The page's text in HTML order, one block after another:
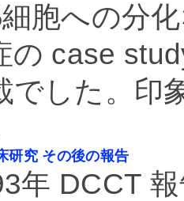
胞への分
の case
でした。印
研究 その後の報告
年 DCCT 報